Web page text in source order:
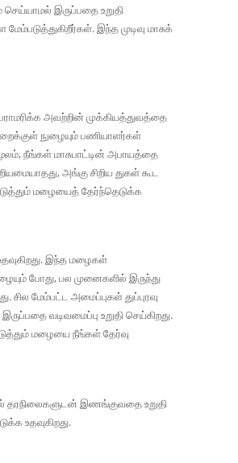
இருப்பதை உறுதி
இந்த முடிவு மாசுக்
அவற்றின் முக்கியத்துவத்தை
நுழையும் பணியாளர்கள்
நீங்கள் மாசுபாட்டின் அபாயத்தை
அங்கு சிறிய துகள் கூட
மழையைத் தேர்ந்தெடுக்க
இந்த மழைகள்
போது, ​​பல முனைகளில் இருந்து
மேம்பட்ட அமைப்புகள் துப்புரவு
வடிவமைப்பு உறுதி செய்கிறது.
மழையை நீங்கள் தேர்வு
தரநிலைகளுடன் இணங்குவதை உறுதி
உதவுகிறது.